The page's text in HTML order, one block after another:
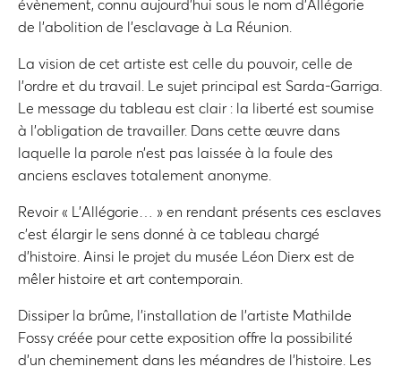
évènement, connu aujourd’hui sous le nom d’Allégorie
de l’abolition de l’esclavage à La Réunion.
La vision de cet artiste est celle du pouvoir, celle de
l’ordre et du travail. Le sujet principal est Sarda-Garriga.
Le message du tableau est clair : la liberté est soumise
à l’obligation de travailler. Dans cette œuvre dans
laquelle la parole n’est pas laissée à la foule des
anciens esclaves totalement anonyme.
Revoir « L’Allégorie… » en rendant présents ces esclaves
c’est élargir le sens donné à ce tableau chargé
d’histoire. Ainsi le projet du musée Léon Dierx est de
mêler histoire et art contemporain.
Dissiper la brûme, l’installation de l’artiste Mathilde
Fossy créée pour cette exposition offre la possibilité
d’un cheminement dans les méandres de l’histoire. Les